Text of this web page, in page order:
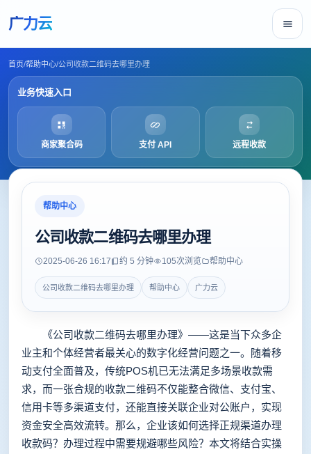
广力云
首页/帮助中心/公司收款二维码去哪里办理
业务快速入口
商家聚合码 支付 API 远程收款
帮助中心
公司收款二维码去哪里办理
2025-06-26 16:17 约 5 分钟 105次浏览 帮助中心
公司收款二维码去哪里办理 帮助中心 广力云
《公司收款二维码去哪里办理》——这是当下众多企
业主和个体经营者最关心的数字化经营问题之一。随着移
动支付全面普及，传统POS机已无法满足多场景收款需
求，而一张合规的收款二维码不仅能整合微信、支付宝、
信用卡等多渠道支付，还能直接关联企业对公账户，实现
资金安全高效流转。那么，企业该如何选择正规渠道办理
收款码？办理过程中需要规避哪些风险？本文将结合实操